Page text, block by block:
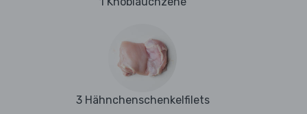
3 Hähnchenschenkelfilets